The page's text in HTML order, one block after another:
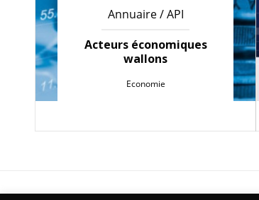
Annuaire / API
Acteurs économiques
wallons
Economie